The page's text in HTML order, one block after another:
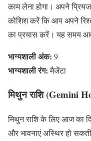
काम लेना होगा। अपने
कोशिश करें कि आप अपने
का प्रयास करें। यह समय
भाग्यशाली अंक: 9
भाग्यशाली रंग:मैजेंटा
मिथुन राशि (Gemini
मिथुन राशि के लिए आज का
और भावनाएं अस्थिर हो